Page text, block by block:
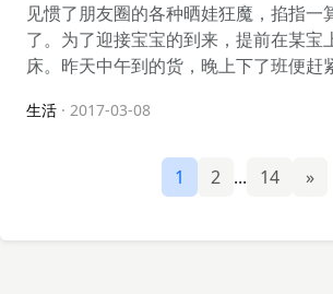
见惯了朋友圈的各种晒娃狂魔，掐指一
了。为了迎接宝宝的到来，提前在某宝
床。昨天中午到的货，晚上下了班便赶
生活 · 2017-03-08
1 2 ... 14 »